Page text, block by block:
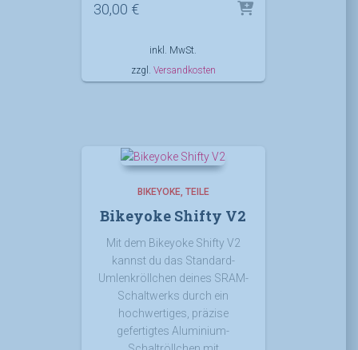
30,00 €
inkl. MwSt.
zzgl. Versandkosten
BIKEYOKE TEILE
Bikeyoke Shifty V2
Mit dem Bikeyoke Shifty V2
kannst du das Standard-
Umlenkröllchen deines SRAM-
Schaltwerks durch ein
hochwertiges, präzise
gefertigtes Aluminium-